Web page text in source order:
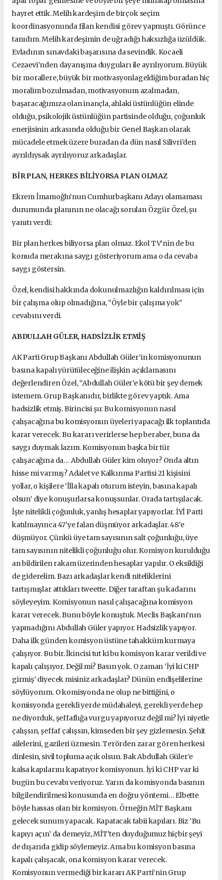
hayret ettik. Melih kardeşim de birçok seçim
koordinasyonunda filan kendisi görev yapmıştı. Görünce
tanıdım. Melih kardeşimin de uğradığı haksızlığa üzüldük.
Evladının sınavdaki başarısına da sevindik. Kocaeli
Cezaevi’nden dayanışma duyguları ile ayrılıyorum. Büyük
bir morallere, büyük bir motivasyonlageldiğim buradan hiç
moralim bozulmadan, motivasyonum azalmadan,
başaracağımıza olan inançla, ahlaki üstünlüğün elinde
olduğu, psikolojik üstünlüğün partisinde olduğu, çoğunluk
enerjisinin arkasında olduğu bir Genel Başkan olarak
mücadele etmek üzere buradan da dün nasıl Silivri’den
ayrıldıysak ayrılıyoruz arkadaşlar.
BİR PLAN, HERKES BİLİYORSA PLAN OLMAZ
Ekrem İmamoğlu’nun Cumhurbaşkanı Adayı olamaması
durumunda planının ne olacağı sorulan Özgür Özel, şu
yanıtı verdi:
Bir plan herkes biliyorsa plan olmaz. Ekol TV’nin de bu
konuda merakına saygı gösteriyorum ama o da cevaba
saygı göstersin.
Özel, kendisi hakkında dokunulmazlığın kaldırılması için
bir çalışma olup olmadığına, “Öyle bir çalışma yok”
cevabını verdi.
ABDULLAH GÜLER, HADSİZLİK ETMİŞ
AK Parti Grup Başkanı Abdullah Güler’in komisyonunun
basına kapalı yürütüleceğine ilişkin açıklamasını
değerlendiren Özel, “Abdullah Güler’e kötü bir şey demek
istemem. Grup Başkanıdır, birlikte görev yaptık. Ama
hadsizlik etmiş. Birincisi şu: Bu komisyonun nasıl
çalışacağına bu komisyonun üyeleri yapacağı ilk toplantıda
karar verecek. Bu kararı verirlerse hep beraber, buna da
saygı duymak lazım. Komisyonun başka bir tür
çalışacağına da… Abdullah Güler kim oluyor? Onda altın
hisse mi varmış? Adalet ve Kalkınma Partisi 21 kişisini
yollar, o kişilere ‘İlla kapalı oturum isteyin, basına kapalı
olsun’ diye konuşurlarsa konuşsunlar. Orada tartışılacak.
İşte nitelikli çoğunluk, yanlış hesaplar yapıyorlar. İYİ Parti
katılmayınca 47’ye falan düşmüyor arkadaşlar. 48’e
düşmüyor. Çünkü üye tam sayısının salt çoğunluğu, üye
tam sayısının nitelikli çoğunluğu olur. Komisyon kurulduğu
an bildirilen rakam üzerinden hesaplar yapılır. O eksikliği
de giderelim. Bazı arkadaşlar kendi niteliklerini
tartışmışlar attıkları tweette. Diğer taraftan şu kadarını
söyleyeyim. Komisyonun nasıl çalışacağına komisyon
karar verecek. Bunu böyle konuştuk. Meclis Başkanı’nın
yapmadığını Abdullah Güler yapıyor. Hadsizlik yapıyor.
Daha ilk günden komisyon üstüne tahakküm kurmaya
çalışıyor. Bu bir. İkincisi tut ki bu komisyon karar verildi ve
kapalı çalışıyor. Değil mi? Basın yok. O zaman ‘İyi ki CHP
girmiş’ diyecek misiniz arkadaşlar? Dünün endişelilerine
söylüyorum. O komisyonda ne olup ne bittiğini, o
komisyonda gerekli yerde müdahaleyi, gerekli yerde hep
ne diyorduk, şeffaflığa vurgu yapıyoruz değil mi? İyi niyetle
çalışsın, şeffaf çalışsın, kimseden bir şey gizlemesin. Şehit
ailelerini, gazileri üzmesin. Terörden zarar gören herkesi
dinlesin, sivil topluma açık olsun. Bak Abdullah Güler’e
kalsa kapılarını kapatıyor komisyonun. İyi ki CHP var ki
bugün bu cevabı veriyoruz. Yarın da komisyonda basının
bilgilendirilmesi konusunda en doğru yöntemi… Elbette
böyle hassas olan bir komisyon. Örneğin MİT Başkanı
gelecek sunum yapacak. Kapatacak tabii kapıları. Biz ‘Bu
kapıyı açın’ da demeyiz, MİT’ten duyduğumuz hiçbir şeyi
de dışarıda gidip söylemeyiz. Ama bu komisyon basına
kapalı çalışacak, ona komisyon karar verecek.
Komisyonun vermediği bir kararı AK Parti’nin Grup